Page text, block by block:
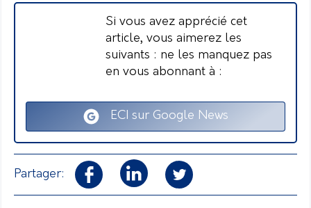
Si vous avez apprécié cet
article, vous aimerez les
suivants : ne les manquez pas
en vous abonnant à :
ECI sur Google News
Partager: